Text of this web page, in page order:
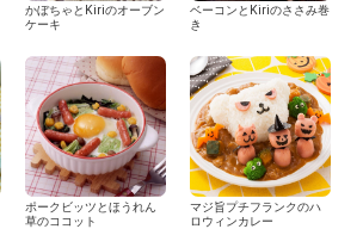
かぼちゃとKiriのオーブン
ケーキ
ベーコンとKiriのささみ巻
き
ポークビッツとほうれん
草のココット
マジ旨プチフランクのハ
ロウィンカレー